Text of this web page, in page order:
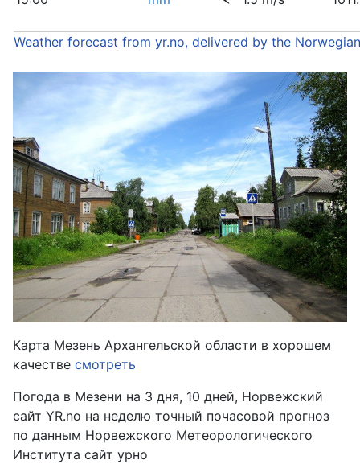
Weather forecast from yr.no, delivered by the
Карта Мезень Архангельской области в хорошем
качестве смотреть
Погода в Мезени на 3 дня, 10 дней, Норвежский
сайт YR.no на неделю точный почасовой прогноз
по данным Норвежского Метеорологического
Института сайт урно